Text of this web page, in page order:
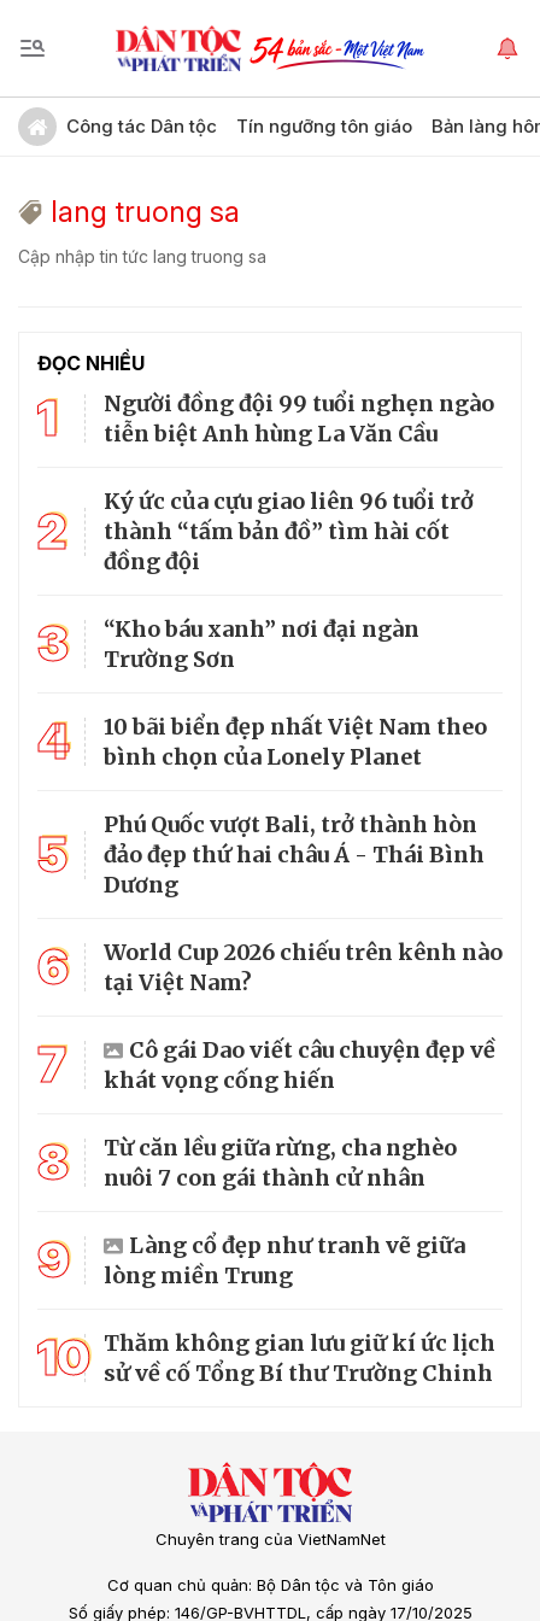
Công tác Dân tộc Tín ngưỡng tôn giáo Bản làng
lang truong sa
Cập nhập tin tức lang truong sa
ĐỌC NHIỀU
1
Người đồng đội 99 tuổi nghẹn ngào
tiễn biệt Anh hùng La Văn Cầu
2
Ký ức của cựu giao liên 96 tuổi trở
thành “tấm bản đồ” tìm hài cốt
đồng đội
3
“Kho báu xanh” nơi đại ngàn
Trường Sơn
4
10 bãi biển đẹp nhất Việt Nam theo
bình chọn của Lonely Planet
5
Phú Quốc vượt Bali, trở thành hòn
đảo đẹp thứ hai châu Á - Thái Bình
Dương
6
World Cup 2026 chiếu trên kênh nào
tại Việt Nam?
7
Cô gái Dao viết câu chuyện đẹp về
khát vọng cống hiến
8
Từ căn lều giữa rừng, cha nghèo
nuôi 7 con gái thành cử nhân
9
Làng cổ đẹp như tranh vẽ giữa
lòng miền Trung
10 Thăm không gian lưu giữ kí ức lịch
sử về cố Tổng Bí thư Trường Chinh
Chuyên trang của VietNamNet
Cơ quan chủ quản: Bộ Dân tộc và Tôn giáo
Số giấy phép: 146/GP-BVHTTDL, cấp ngày 17/10/2025